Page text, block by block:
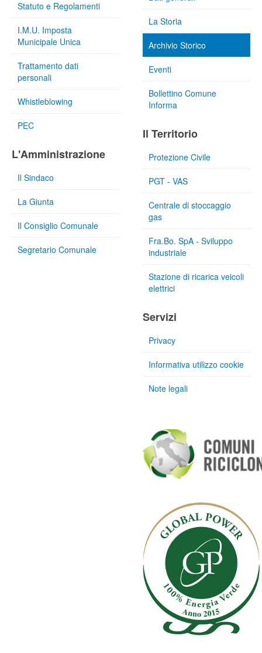
Statuto e Regolamenti
I.M.U. Imposta
Municipale Unica
Trattamento dati
personali
Whistleblowing
PEC
L'Amministrazione
Il Sindaco
La Giunta
Il Consiglio Comunale
Segretario Comunale
La Storia
Archivio Storico
Eventi
Bollettino Comune
Informa
Il Territorio
Protezione Civile
PGT - VAS
Centrale di stoccaggio
gas
Fra.Bo. SpA - Sviluppo
industriale
Stazione di ricarica veicoli
elettrici
Servizi
Privacy
Informativa utilizzo cookie
Note legali